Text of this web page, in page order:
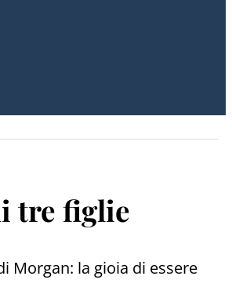
tre figlie
Morgan: la gioia di essere